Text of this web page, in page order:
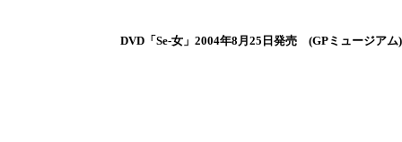
DVD「Se‐女」2004年8月25日発売 (GPミュージアム)